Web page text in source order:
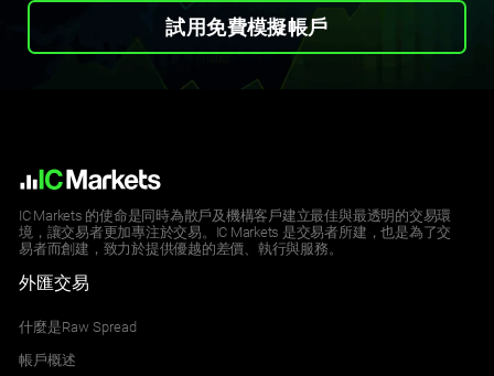
試用免費模擬帳戶
IC Markets 的使命是同時為散戶及機構客戶建立最佳與最透明的交易環
境，讓交易者更加專注於交易。IC Markets 是交易者所建，也是為了交
易者而創建，致力於提供優越的差價、執行與服務。
外匯交易
什麼是Raw Spread
帳戶概述